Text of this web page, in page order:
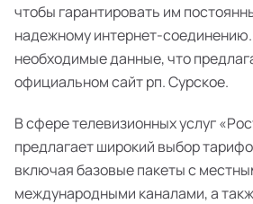
чтобы гарантировать им
надежному интернет-
необходимые данные, что
официальном сайт рп. Сурское.
В сфере телевизионных услуг
предлагает широкий выбор
включая базовые пакеты с
международными каналами, а